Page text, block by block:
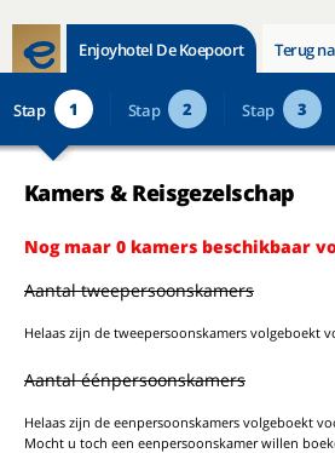
Enjoyhotel De Koepoort Terug
Stap 1 Stap 2 Stap 3
Kamers & Reisgezelschap
Nog maar 0 kamers beschikbaar
Aantal tweepersoonskamers
Helaas zijn de tweepersoonskamers volgeboekt
Aantal éénpersoonskamers
Helaas zijn de eenpersoonskamers volgeboekt
Mocht u toch een eenpersoonskamer willen